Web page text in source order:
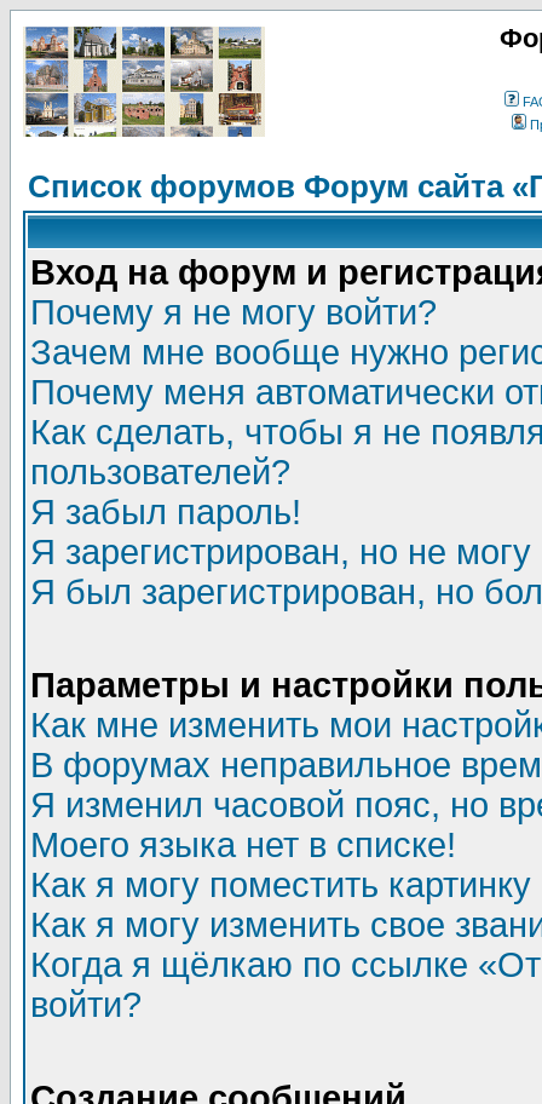
Список форумов Форум сайта
Вход на форум и
Почему я не могу войти?
Зачем мне вообще нужно
Почему меня автоматически
Как сделать, чтобы я не
пользователей?
Я забыл пароль!
Я зарегистрирован, но не могу
Я был зарегистрирован, но
Параметры и настройки
Как мне изменить мои
В форумах неправильное
Я изменил часовой пояс, но
Моего языка нет в списке!
Как я могу поместить
Как я могу изменить свое
Когда я щёлкаю по ссылке
войти?